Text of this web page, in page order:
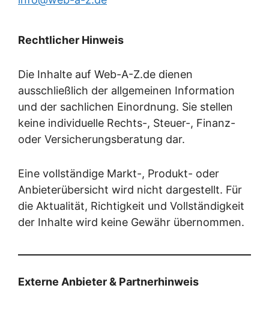
Rechtlicher Hinweis
Die Inhalte auf Web-A-Z.de dienen
ausschließlich der allgemeinen Information
und der sachlichen Einordnung. Sie stellen
keine individuelle Rechts-, Steuer-, Finanz-
oder Versicherungsberatung dar.
Eine vollständige Markt-, Produkt- oder
Anbieterübersicht wird nicht dargestellt. Für
die Aktualität, Richtigkeit und Vollständigkeit
der Inhalte wird keine Gewähr übernommen.
Externe Anbieter & Partnerhinweis